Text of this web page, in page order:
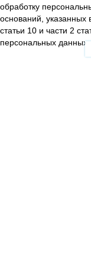
обработку
оснований, указанных
статьи 10 и части 2
персональных